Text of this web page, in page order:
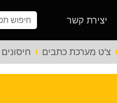
יצירת קשר
צ'ט מערכת כתבים חיסונים